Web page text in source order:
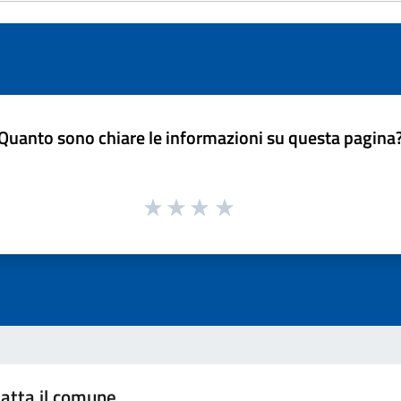
sono chiare le informazioni su questa